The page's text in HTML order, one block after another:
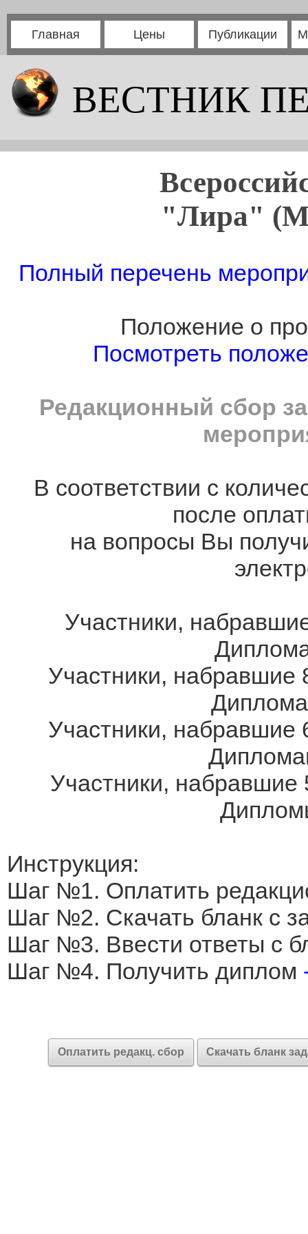
Главная Цены Публикации
ВЕСТНИК
"Лира"
Полный перечень
Положение о
Посмотреть
Редакционный сбор
В соответствии с
после
на вопросы Вы
Участники,
Участники, набравшие
Участники, набравшие
Участники,
Инструкция:
Шаг №1. Оплатить
Шаг №2. Скачать бланк с
Шаг №3. Ввести ответы с
Шаг №4. Получить диплом
Оплатить редакц. сбор Скачать бланк